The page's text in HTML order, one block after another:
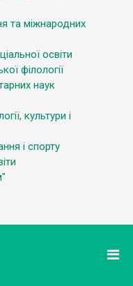
та міжнародних
освіти
філології
наук
культури і
і спорту